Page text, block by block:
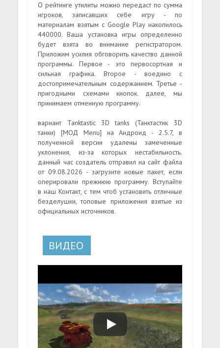
О рейтинге утилиты можно передаст по сумма
игроков, записавших себе игру - по
материалам взятым с Google Play накопилось
440000. Ваша установка игры определенно
будет взята во внимание регистратором.
Приложим усилия обговорить качество данной
программы. Первое - это первосортная и
сильная графика. Второе - воедино с
достопримечательным содержанием. Третье -
пригодными схемами кнопок. далее, мы
принимаем отменную программу.
вариант Tanktastic 3D tanks (Танктастик 3D
танки) [МОД Menu] на Андроид - 2.5.7, в
полученной версии удалены замеченные
уклонения, из-за которых нестабильность.
данный час создатель отправил на сайт файла
от 09.08.2026 - загрузите новые пакет, если
оперировали прежнюю программу. Вступайте
в наш Контакт, с тем чтоб установить отличные
безделушки, топовые приложения взятые из
официальных источников.
ВИДЕО